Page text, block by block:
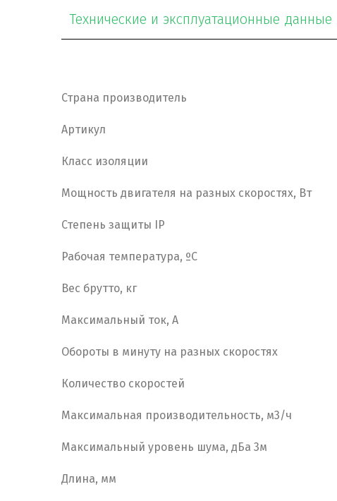
Технические и эксплуатационные данные
Страна производитель
Артикул
Класс изоляции
Мощность двигателя на разных скоростях, Вт
Степень защиты IP
Рабочая температура, ºС
Вес брутто, кг
Максимальный ток, А
Обороты в минуту на разных скоростях
Количество скоростей
Максимальная производительность, м3/ч
Максимальный уровень шума, дБа 3м
Длина, мм